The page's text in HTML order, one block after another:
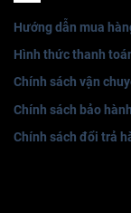
Hướng dẫn mua
Hình thức thanh
Chính sách vận
Chính sách bảo hành
Chính sách đổi trả